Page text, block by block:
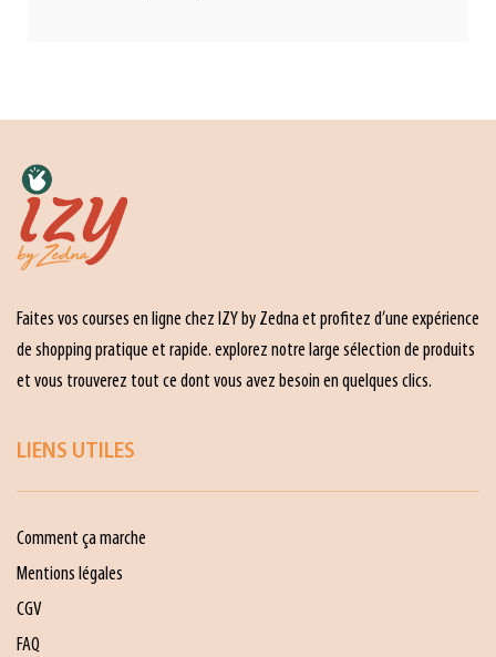
Faites vos courses en ligne chez IZY by Zedna et profitez d’une expérience
de shopping pratique et rapide. explorez notre large sélection de produits
et vous trouverez tout ce dont vous avez besoin en quelques clics.
LIENS UTILES
Comment ça marche
Mentions légales
CGV
FAQ